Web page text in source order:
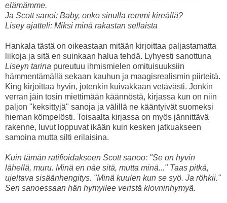
elämämme.
Ja Scott sanoi: Baby, onko sinulla remmi kireällä?
Lisey ajatteli: Miksi minä rakastan sellaista
Hankala tästä on oikeastaan mitään kirjoittaa paljastamatta
liikoja ja sitä en suinkaan halua tehdä. Lyhyesti sanottuna
Liseyn tarina pureutuu ihmismielen omituisuuksiin
hämmentämällä sekaan kauhun ja maagisrealismin piirteitä.
King kirjoittaa hyvin, jotenkin kuivakkaan vetävästi. Jonkin
verran jäin tosin miettimään käännöstä, kirjassa kun on niin
paljon "keksittyjä" sanoja ja välillä ne kääntyivät suomeksi
hieman kömpelösti. Toisaalta kirjassa on myös jännittävä
rakenne, luvut loppuvat ikään kuin kesken jatkuakseen
samoina mutta silti erilaisina.
Kuin tämän ratifioidakseen Scott sanoo: "Se on hyvin
lähellä, muru. Minä en näe sitä, mutta minä..." Taas pitkä,
ujeltava sisäänhengitys. "Minä kuulen kun se syö. Ja röhkii."
Sen sanoessaan hän hymyilee veristä klovninhymyä.